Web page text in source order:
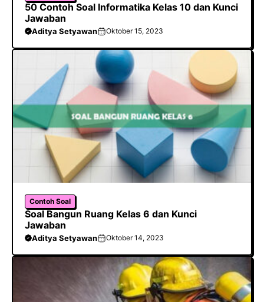
50 Contoh Soal Informatika Kelas 10 dan Kunci
Jawaban
Aditya Setyawan Oktober 15, 2023
Contoh Soal
Soal Bangun Ruang Kelas 6 dan Kunci
Jawaban
Aditya Setyawan Oktober 14, 2023